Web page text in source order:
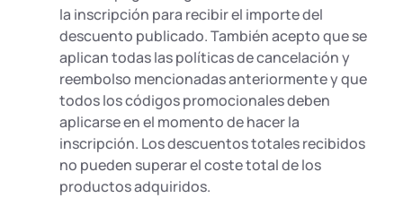
la inscripción para recibir el importe del
descuento publicado. También acepto que se
aplican todas las políticas de cancelación y
reembolso mencionadas anteriormente y que
todos los códigos promocionales deben
aplicarse en el momento de hacer la
inscripción. Los descuentos totales recibidos
no pueden superar el coste total de los
productos adquiridos.